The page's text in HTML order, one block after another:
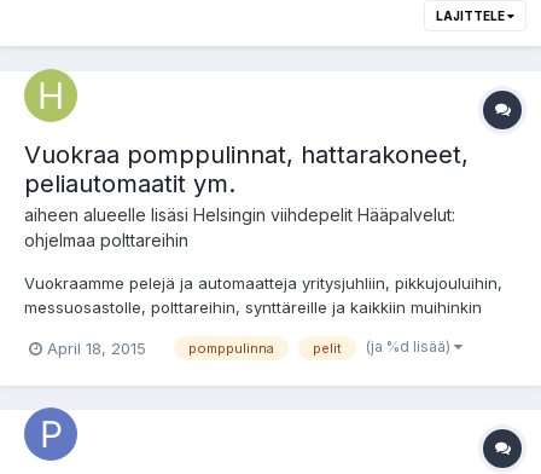
LAJITTELE
Vuokraa pomppulinnat, hattarakoneet,
peliautomaatit ym.
aiheen alueelle lisäsi Helsingin viihdepelit Hääpalvelut:
ohjelmaa polttareihin
Vuokraamme pelejä ja automaatteja yritysjuhliin, pikkujouluihin,
messuosastolle, polttareihin, synttäreille ja kaikkiin muihinkin
vuokralaitteen valikoimastat löydät pomppulinnat, sumopuvut,
April 18, 2015 pomppulinna pelit (ja %d lisää)